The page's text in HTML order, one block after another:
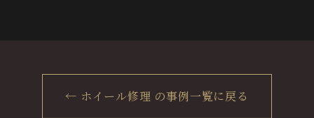
← ホイール修理 の事例一覧に戻る